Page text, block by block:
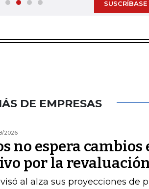
SUSCRÍBASE
DE EMPRESAS
2026
no espera cambios
por la
al alza sus proyecciones de